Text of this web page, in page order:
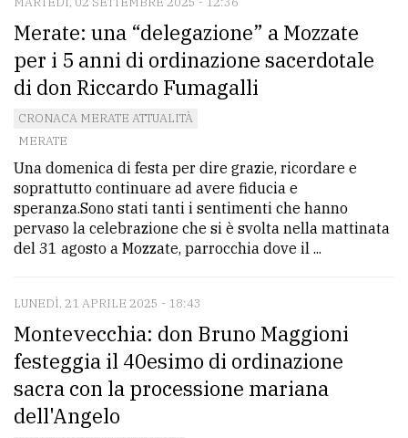
Merate: una “delegazione” a Mozzate
per i 5 anni di ordinazione sacerdotale
di don Riccardo Fumagalli
CRONACA MERATE ATTUALITÀ
MERATE
Una domenica di festa per dire grazie, ricordare e
soprattutto continuare ad avere fiducia e
speranza.Sono stati tanti i sentimenti che hanno
pervaso la celebrazione che si è svolta nella mattinata
del 31 agosto a Mozzate, parrocchia dove il ...
LUNEDÌ, 21 APRILE 2025 - 18:43
Montevecchia: don Bruno Maggioni
festeggia il 40esimo di ordinazione
sacra con la processione mariana
dell'Angelo